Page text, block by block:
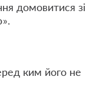
домовитися зі
».
ким його не